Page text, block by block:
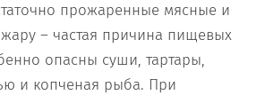
прожаренные мясные и
– частая причина пищевых
опасны суши, тартары,
и копченая рыба. При